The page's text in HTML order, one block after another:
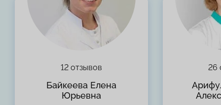
12 отзывов
Байкеева Елена
Юрьевна
26